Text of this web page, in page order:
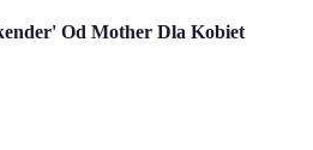
Od Mother Dla Kobiet